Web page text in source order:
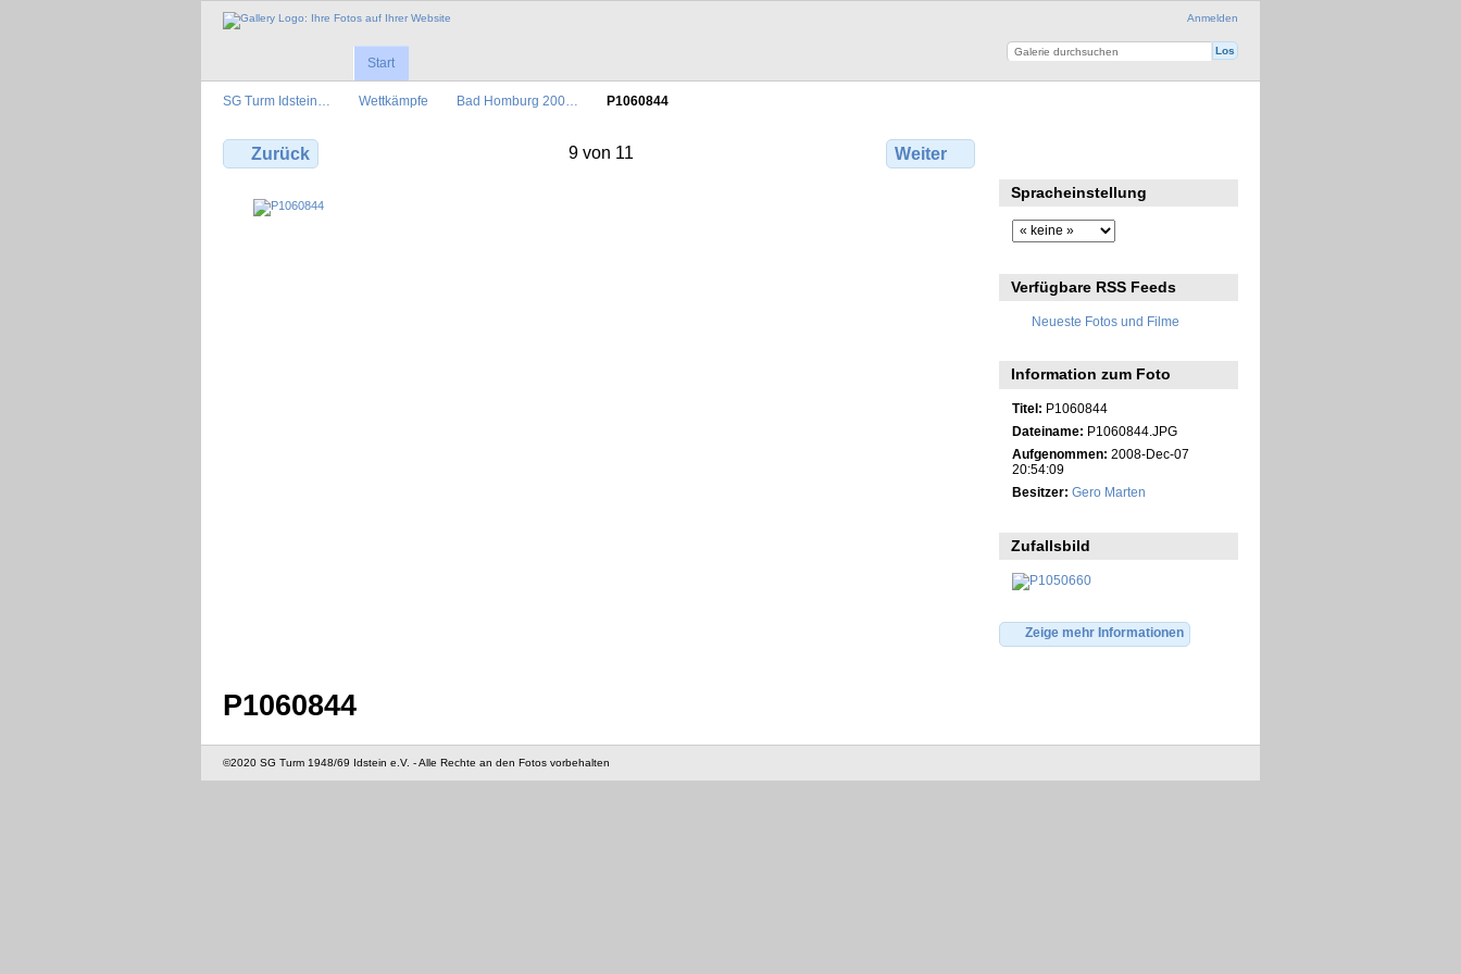
Anmelden
Start
SG Turm Idstein… Wettkämpfe Bad Homburg 200… P1060844
Zurück 9 von 11 Weiter
P1060844
Spracheinstellung
Verfügbare RSS Feeds
Neueste Fotos und Filme
Information zum Foto
Titel: P1060844
Dateiname: P1060844.JPG
Aufgenommen: 2008-Dec-07
20:54:09
Besitzer: Gero Marten
Zufallsbild
Zeige mehr Informationen
©2020 SG Turm 1948/69 Idstein e.V. - Alle Rechte an den Fotos vorbehalten